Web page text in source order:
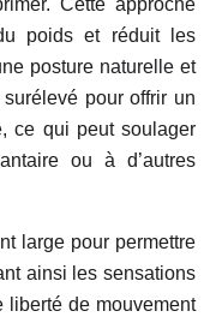
Cette approche
poids et réduit les
posture naturelle et
pour offrir un
ce qui peut soulager
ou à d’autres
large pour permettre
ainsi les sensations
liberté de mouvement